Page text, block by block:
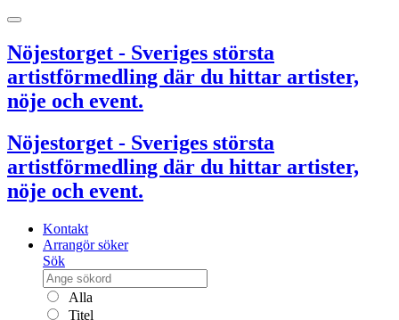
Nöjestorget - Sveriges största
artistförmedling där du hittar artister,
nöje och event.
Nöjestorget - Sveriges största
artistförmedling där du hittar artister,
nöje och event.
Kontakt
Arrangör söker
Sök
Alla
Titel